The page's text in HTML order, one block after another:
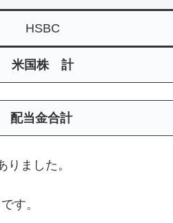
HSBC
米国株 計
配当金合計
りました。
す。